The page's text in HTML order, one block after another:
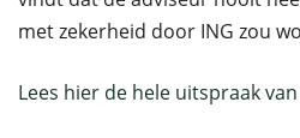
met zekerheid door ING zou
Lees hier de hele uitspraak